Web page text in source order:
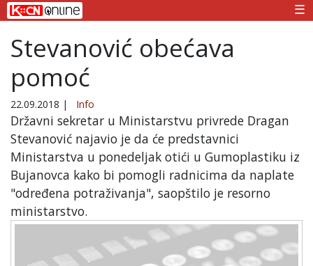
☰
Stevanović obećava
pomoć
22.09.2018 | Info
Državni sekretar u Ministarstvu privrede Dragan
Stevanović najavio je da će predstavnici
Ministarstva u ponedeljak otići u Gumoplastiku iz
Bujanovca kako bi pomogli radnicima da naplate
"određena potraživanja", saopštilo je resorno
ministarstvo.